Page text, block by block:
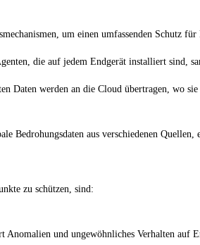
um einen umfassenden Schutz
die auf jedem Endgerät installiert sind,
Daten werden an die Cloud übertragen, wo
Bedrohungsdaten aus verschiedenen
zu schützen, sind:
Anomalien und ungewöhnliches Verhalten auf